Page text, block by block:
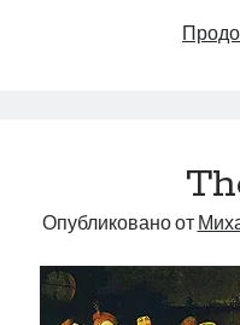
Опубликовано от